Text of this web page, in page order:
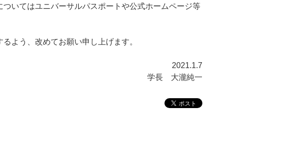
いてはユニバーサルパスポートや公式ホームページ等
よう、改めてお願い申し上げます。
2021.1.7
学長 大瀧純一